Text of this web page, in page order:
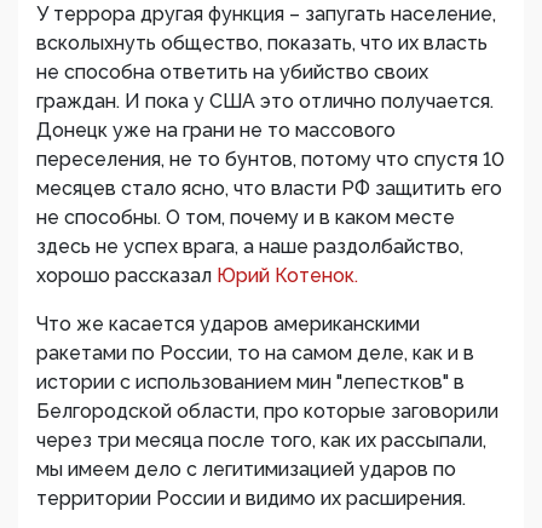
У террора другая функция – запугать население,
всколыхнуть общество, показать, что их власть
не способна ответить на убийство своих
граждан. И пока у США это отлично получается.
Донецк уже на грани не то массового
переселения, не то бунтов, потому что спустя 10
месяцев стало ясно, что власти РФ защитить его
не способны. О том, почему и в каком месте
здесь не успех врага, а наше раздолбайство,
хорошо рассказал Юрий Котенок.
Что же касается ударов американскими
ракетами по России, то на самом деле, как и в
истории с использованием мин "лепестков" в
Белгородской области, про которые заговорили
через три месяца после того, как их рассыпали,
мы имеем дело с легитимизацией ударов по
территории России и видимо их расширения.